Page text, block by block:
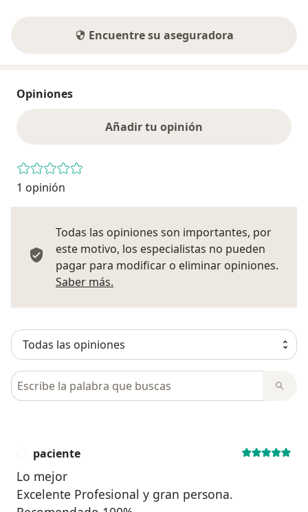
Encuentre su aseguradora
Opiniones
Añadir tu opinión
1 opinión
Todas las opiniones son importantes, por
este motivo, los especialistas no pueden
pagar para modificar o eliminar opiniones.
Saber más.
Busca en opiniones
paciente
Lo mejor
Excelente Profesional y gran persona.